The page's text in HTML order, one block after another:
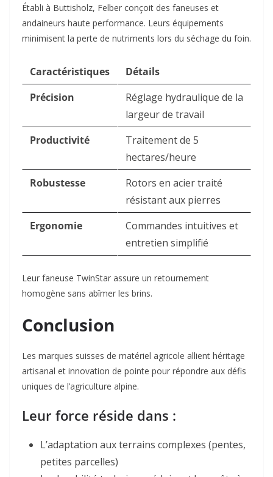
Établi à Buttisholz, Felber conçoit des faneuses et
andaineurs haute performance. Leurs équipements
minimisent la perte de nutriments lors du séchage du foin.
Caractéristiques
Détails
Précision
Réglage hydraulique de la
largeur de travail
Productivité
Traitement de 5
hectares/heure
Robustesse
Rotors en acier traité
résistant aux pierres
Ergonomie
Commandes intuitives et
entretien simplifié
Leur faneuse TwinStar assure un retournement
homogène sans abîmer les brins.
Conclusion
Les marques suisses de matériel agricole allient héritage
artisanal et innovation de pointe pour répondre aux défis
uniques de l’agriculture alpine.
Leur force réside dans :
L’adaptation aux terrains complexes (pentes,
petites parcelles)